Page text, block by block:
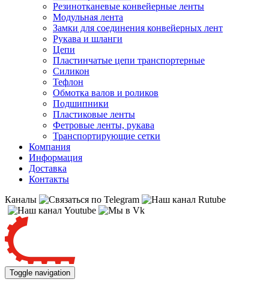
Резинотканевые конвейерные ленты
Модульная лента
Замки для соединения конвейерных лент
Рукава и шланги
Цепи
Пластинчатые цепи транспортерные
Силикон
Тефлон
Обмотка валов и роликов
Подшипники
Пластиковые ленты
Фетровые ленты, рукава
Транспортирующие сетки
Компания
Информация
Доставка
Контакты
Каналы
Toggle navigation